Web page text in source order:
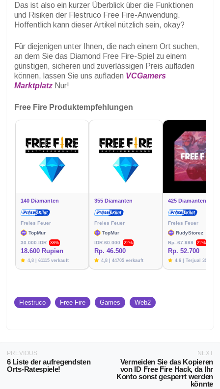
Das ist also ein kurzer Überblick über die Funktionen
und Risiken der Flestruco Free Fire-Anwendung.
Hoffentlich kann dieser Artikel nützlich sein, okay?
Für diejenigen unter Ihnen, die nach einem Ort suchen,
an dem Sie das Diamond Free Fire-Spiel zu einem
günstigen, sicheren und zuverlässigen Preis aufladen
können, lassen Sie uns aufladen VCGamers
Marktplatz Nur!
Free Fire Produktempfehlungen
140 Diamanten
Freies Feuer
TopMur
30.000 IDR
38%
18.600 Rupien
4,8 | 61115 verkauft
355 Diamanten
Freies Feuer
TopMur
IDR 60.000
22%
Rp. 46.500
4,8 | 44705 verkauft
425 Diamanten
Freies Feuer
RudyStorez
Rp. 67.999
22%
Rp. 52.700
4.6 | Terjual 39788
Flestruco Free Fire Games Web2
PREVIOUS
6 Liste der aufregendsten
Orts-Ratespiele!
NEXT
Vermeiden Sie das Kopieren
von ID Free Fire Hack, da Ihr
Konto sonst gesperrt werden
könnte